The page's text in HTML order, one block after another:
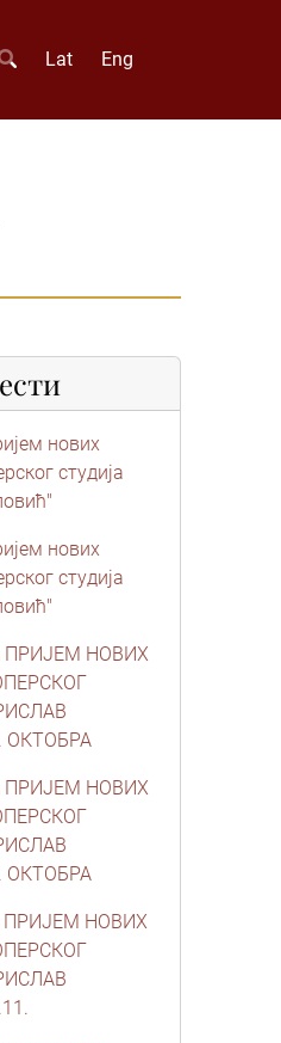
Lat Eng
нових
студија
нових
студија
ПРИЈЕМ НОВИХ
ОКТОБРА
ПРИЈЕМ НОВИХ
ОКТОБРА
НОВИХ